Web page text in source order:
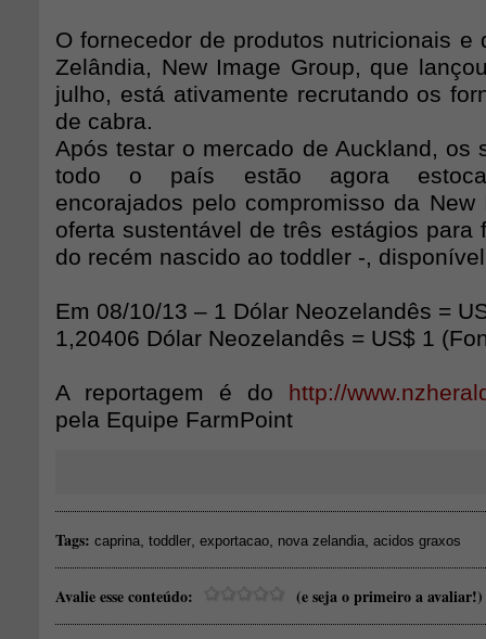
O fornecedor de produtos nutricionais e
Zelândia, New Image Group, que
julho, está ativamente recrutando os
de cabra.
Após testar o mercado de Auckland, os
todo o país estão agora
encorajados pelo compromisso da
oferta sustentável de três estágios para
do recém nascido ao toddler -,
Em 08/10/13 – 1 Dólar Neozelandês =
1,20406 Dólar Neozelandês = US$ 1
A reportagem é do http://
pela Equipe FarmPoint
Tags: caprina toddler exportacao nova zelandia acidos graxos
Avalie esse conteúdo: (e seja o primeiro a avaliar!)